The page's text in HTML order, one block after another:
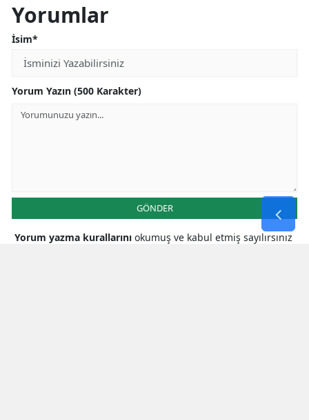
Yorumlar
İsim*
Yorum Yazın (500 Karakter)
GÖNDER
Yorum yazma kurallarını okumuş ve kabul etmiş sayılırsınız